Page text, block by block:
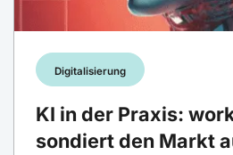
Digitalisierung
KI in der Praxis:
sondiert den Markt